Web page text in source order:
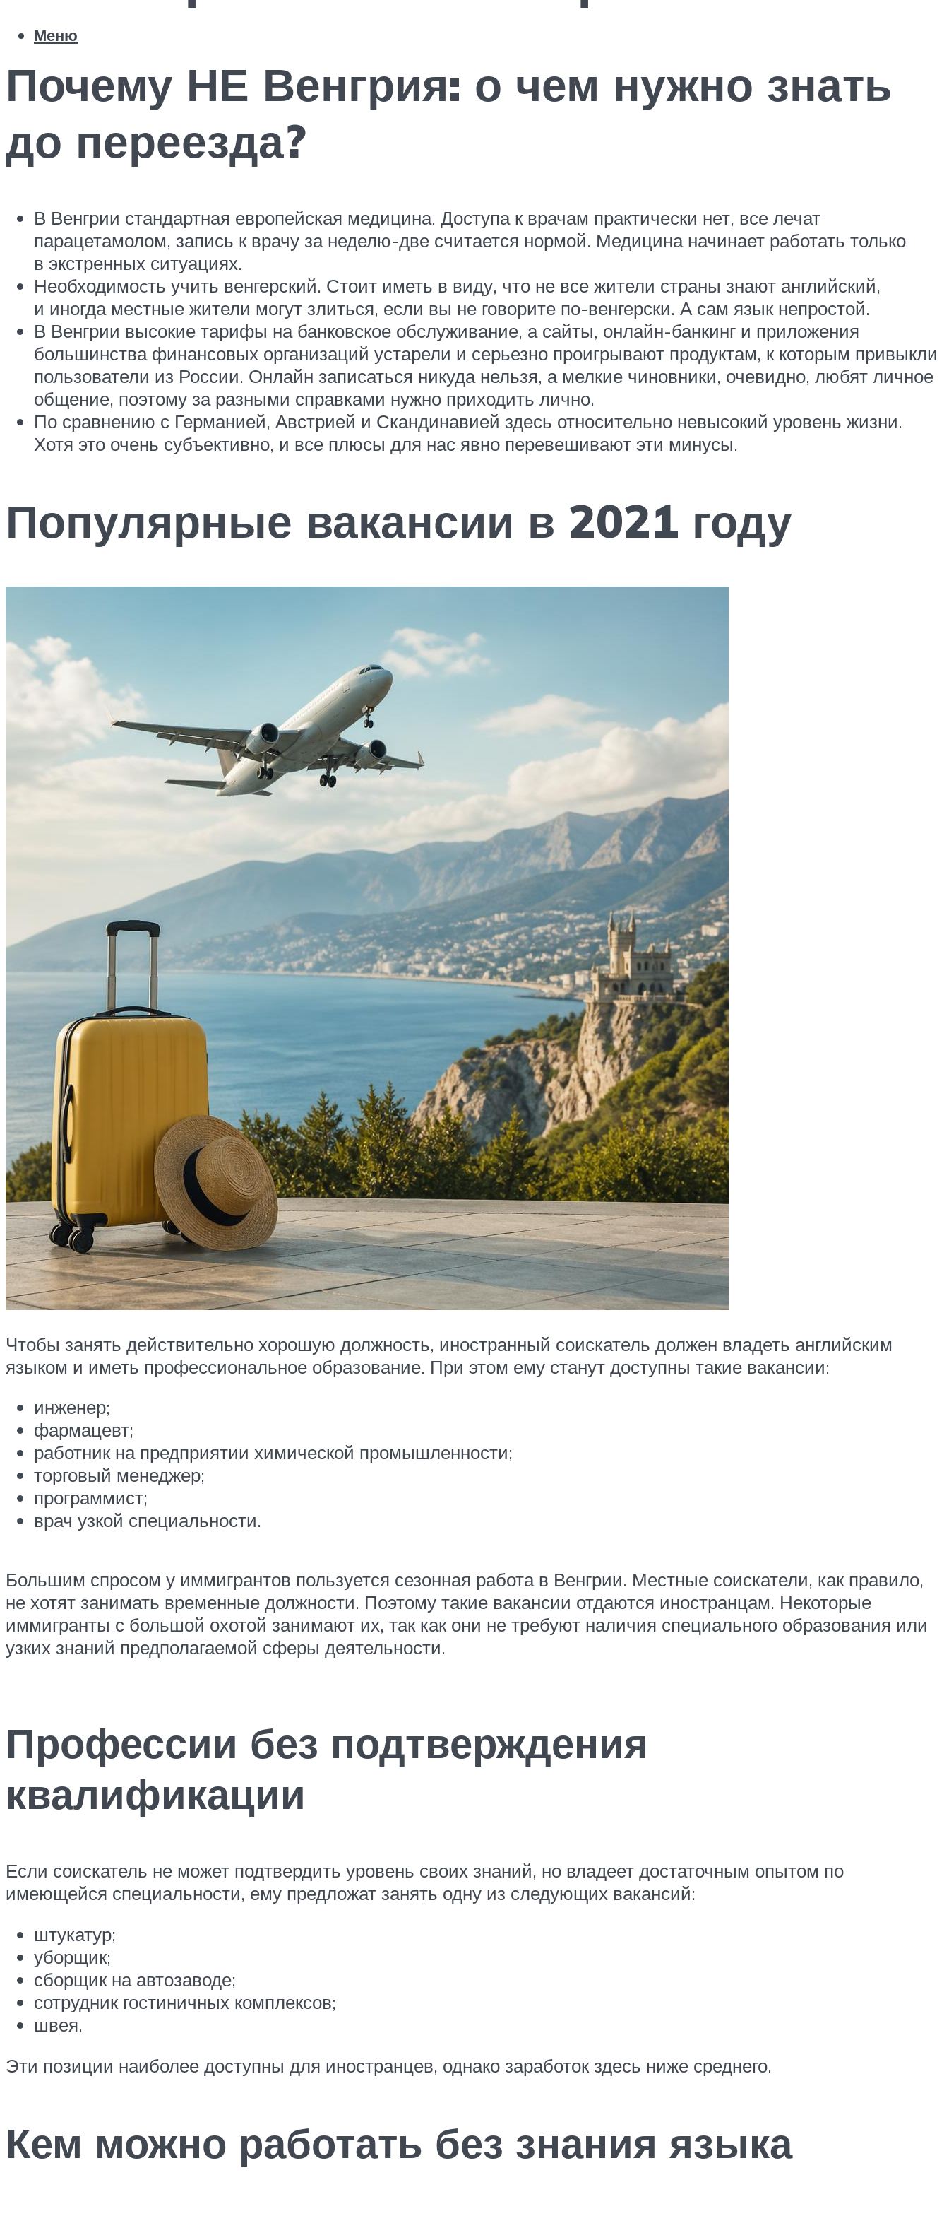
Меню
Почему НЕ Венгрия: о чем нужно знать
до переезда?
В Венгрии стандартная европейская медицина. Доступа к врачам практически нет, все лечат
парацетамолом, запись к врачу за неделю-две считается нормой. Медицина начинает работать только
в экстренных ситуациях.
Необходимоcть учить венгерский. Стоит иметь в виду, что не все жители страны знают английский,
и иногда местные жители могут злиться, если вы не говорите по-венгерски. А сам язык непростой.
В Венгрии высокие тарифы на банковское обслуживание, а сайты, онлайн-банкинг и приложения
большинства финансовых организаций устарели и серьезно проигрывают продуктам, к которым привыкли
пользователи из России. Онлайн записаться никуда нельзя, а мелкие чиновники, очевидно, любят личное
общение, поэтому за разными справками нужно приходить лично.
По сравнению с Германией, Австрией и Скандинавией здесь относительно невысокий уровень жизни.
Хотя это очень субъективно, и все плюсы для нас явно перевешивают эти минусы.
Популярные вакансии в 2021 году
Чтобы занять действительно хорошую должность, иностранный соискатель должен владеть английским
языком и иметь профессиональное образование. При этом ему станут доступны такие вакансии:
инженер;
фармацевт;
работник на предприятии химической промышленности;
торговый менеджер;
программист;
врач узкой специальности.
Большим спросом у иммигрантов пользуется сезонная работа в Венгрии. Местные соискатели, как правило,
не хотят занимать временные должности. Поэтому такие вакансии отдаются иностранцам. Некоторые
иммигранты с большой охотой занимают их, так как они не требуют наличия специального образования или
узких знаний предполагаемой сферы деятельности.
Профессии без подтверждения
квалификации
Если соискатель не может подтвердить уровень своих знаний, но владеет достаточным опытом по
имеющейся специальности, ему предложат занять одну из следующих вакансий:
штукатур;
уборщик;
сборщик на автозаводе;
сотрудник гостиничных комплексов;
швея.
Эти позиции наиболее доступны для иностранцев, однако заработок здесь ниже среднего.
Кем можно работать без знания языка